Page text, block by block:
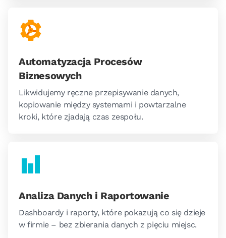
Automatyzacja Procesów
Biznesowych
Likwidujemy ręczne przepisywanie danych,
kopiowanie między systemami i powtarzalne
kroki, które zjadają czas zespołu.
Analiza Danych i Raportowanie
Dashboardy i raporty, które pokazują co się dzieje
w firmie – bez zbierania danych z pięciu miejsc.